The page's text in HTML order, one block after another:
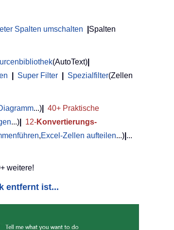
Spalten umschalten
Spalten
(AutoText)
Super Filter Spezialfilter(Zellen
...)
40+ Praktische
...) 12-Konvertierungs-
,Excel-Zellen aufteilen...) ...
weitere!
entfernt ist...